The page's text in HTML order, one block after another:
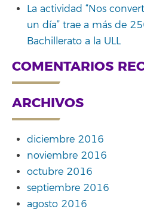
La actividad “Nos
un día” trae a más de
Bachillerato a la ULL
COMENTARIOS
ARCHIVOS
diciembre 2016
noviembre 2016
octubre 2016
septiembre 2016
agosto 2016